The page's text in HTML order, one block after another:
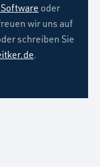
oder
wir uns auf
schreiben Sie
.